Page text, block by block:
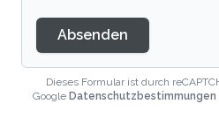
Absenden
Dieses Formular ist durch
Google Datenschutzbestimmungen